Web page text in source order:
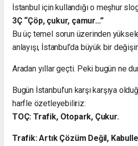
İstanbul için kullandığı o meşhur
3Ç “Çöp, çukur, çamur…”
Bu üç temel sorun üzerinden
anlayışı, İstanbul’da büyük bir
Aradan yıllar geçti. Peki bugün ne
Bugün İstanbul’un karşı karşıya
harfle özetleyebiliriz:
TOÇ: Trafik, Otopark, Çukur.
Trafik: Artık Çözüm Değil,